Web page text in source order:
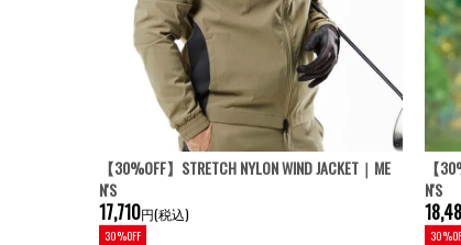
【30%OFF】STRETCH NYLON WIND JACKET｜ME
N'S
17,710円(税込)
30%OFF
【
N'S